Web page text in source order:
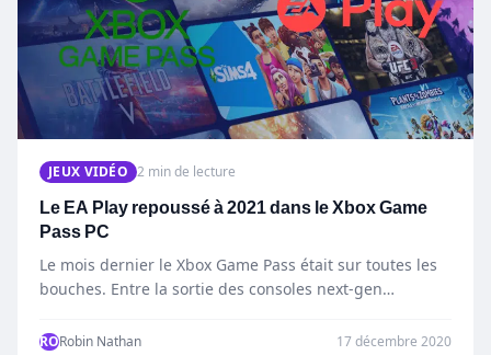
JEUX VIDÉO 2 min de lecture
Le EA Play repoussé à 2021 dans le Xbox Game
Pass PC
Le mois dernier le Xbox Game Pass était sur toutes les
bouches. Entre la sortie des consoles next-gen…
RORobin Nathan 17 décembre 2020